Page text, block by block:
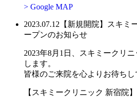
> Google MAP
2023.07.12 【新規開院】スキミ
ープンのお知らせ
2023年8月1日、スキミークリ
します。
皆様のご来院を心よりお待ちし
【スキミークリニック 新宿院】